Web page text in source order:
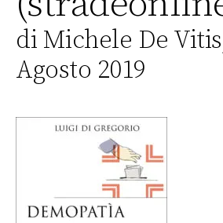
di Michele De
Agosto 2019